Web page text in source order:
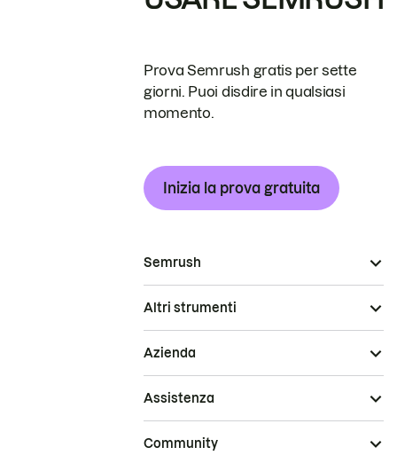
Prova Semrush gratis per sette
giorni. Puoi disdire in qualsiasi
momento.
Inizia la prova gratuita
Semrush
Altri strumenti
Azienda
Assistenza
Community